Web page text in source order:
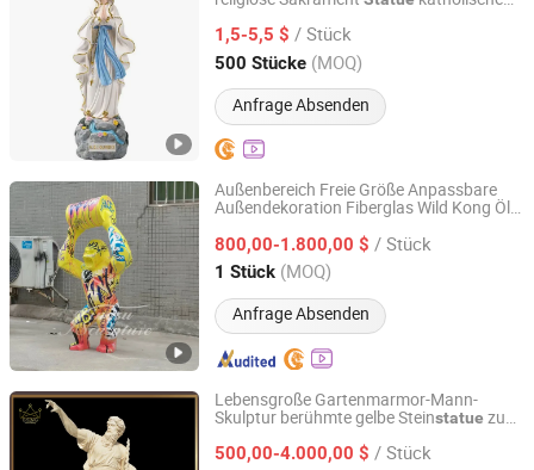
Wohnungsdekoration
1,5-5,5 $ / Stück
500 Stücke (MOQ)
Anfrage Absenden
QUANZHOU NEW FANS ARTS & CRAFTS CO., LTD
Fujian, China Seit 2024
Außenbereich Freie Größe Anpassbare
Außendekoration Fiberglas Wild Kong Öl
800,00-1.800,00 $ / Stück
1 Stück (MOQ)
Anfrage Absenden
Hebei Jingsu Import and Export Trade Co., Ltd.
Hebei, China Seit 2023
Lebensgroße Gartenmarmor-Mann-
Skulptur berühmte gelbe Steinstatue zu
500,00-4.000,00 $ / Stück
Tianjin Esing Arts Gallery Co., Ltd.